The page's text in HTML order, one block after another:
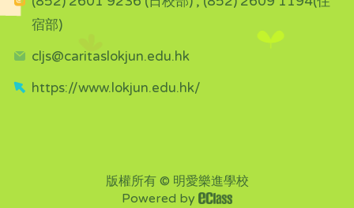
宿部)
cljs@caritaslokjun.edu.hk
https://www.lokjun.edu.hk/
版權所有 © 明愛樂進學校
Powered by